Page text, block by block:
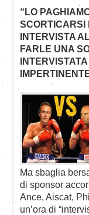
“LO
SCORTICARSI
INTERVISTA
FARLE UNA
Ma sbaglia
di sponsor
Ance, Aiscat,
un’ora di